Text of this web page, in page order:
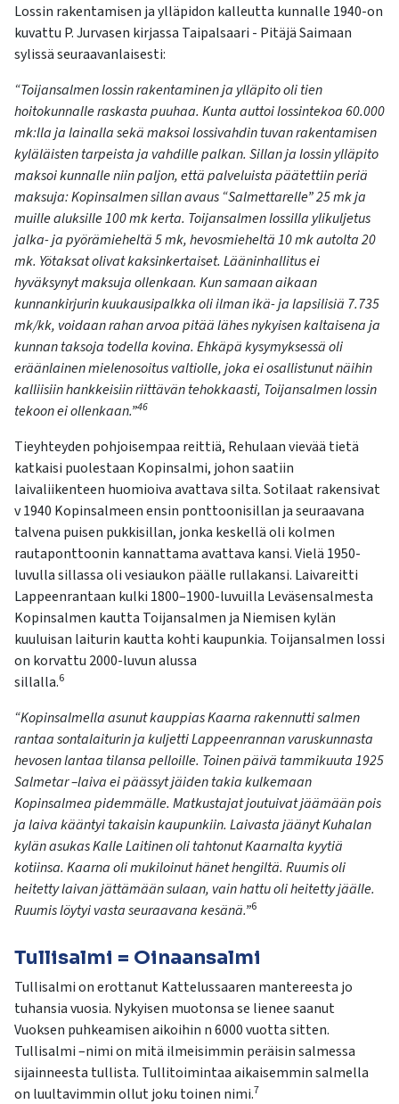
Lossin rakentamisen ja ylläpidon kalleutta kunnalle 1940-on
kuvattu P. Jurvasen kirjassa Taipalsaari - Pitäjä Saimaan
sylissä seuraavanlaisesti:
“Toijansalmen lossin rakentaminen ja ylläpito oli tien
hoitokunnalle raskasta puuhaa. Kunta auttoi lossintekoa 60.000
mk:lla ja lainalla sekä maksoi lossivahdin tuvan rakentamisen
kyläläisten tarpeista ja vahdille palkan. Sillan ja lossin ylläpito
maksoi kunnalle niin paljon, että palveluista päätettiin periä
maksuja: Kopinsalmen sillan avaus “Salmettarelle” 25 mk ja
muille aluksille 100 mk kerta. Toijansalmen lossilla ylikuljetus
jalka- ja pyörämieheltä 5 mk, hevosmieheltä 10 mk autolta 20
mk. Yötaksat olivat kaksinkertaiset. Lääninhallitus ei
hyväksynyt maksuja ollenkaan. Kun samaan aikaan
kunnankirjurin kuukausipalkka oli ilman ikä- ja lapsilisiä 7.735
mk/kk, voidaan rahan arvoa pitää lähes nykyisen kaltaisena ja
kunnan taksoja todella kovina. Ehkäpä kysymyksessä oli
eräänlainen mielenosoitus valtiolle, joka ei osallistunut näihin
kalliisiin hankkeisiin riittävän tehokkaasti, Toijansalmen lossin
tekoon ei ollenkaan.”46
Tieyhteyden pohjoisempaa reittiä, Rehulaan vievää tietä
katkaisi puolestaan Kopinsalmi, johon saatiin
laivaliikenteen huomioiva avattava silta. Sotilaat rakensivat
v 1940 Kopinsalmeen ensin ponttoonisillan ja seuraavana
talvena puisen pukkisillan, jonka keskellä oli kolmen
rautaponttoonin kannattama avattava kansi. Vielä 1950-
luvulla sillassa oli vesiaukon päälle rullakansi. Laivareitti
Lappeenrantaan kulki 1800–1900-luvuilla Leväsensalmesta
Kopinsalmen kautta Toijansalmen ja Niemisen kylän
kuuluisan laiturin kautta kohti kaupunkia. Toijansalmen lossi
on korvattu 2000-luvun alussa
sillalla.6
“Kopinsalmella asunut kauppias Kaarna rakennutti salmen
rantaa sontalaiturin ja kuljetti Lappeenrannan varuskunnasta
hevosen lantaa tilansa pelloille. Toinen päivä tammikuuta 1925
Salmetar –laiva ei päässyt jäiden takia kulkemaan
Kopinsalmea pidemmälle. Matkustajat joutuivat jäämään pois
ja laiva kääntyi takaisin kaupunkiin. Laivasta jäänyt Kuhalan
kylän asukas Kalle Laitinen oli tahtonut Kaarnalta kyytiä
kotiinsa. Kaarna oli mukiloinut hänet hengiltä. Ruumis oli
heitetty laivan jättämään sulaan, vain hattu oli heitetty jäälle.
Ruumis löytyi vasta seuraavana kesänä.”6
Tullisalmi = Oinaansalmi
Tullisalmi on erottanut Kattelussaaren mantereesta jo
tuhansia vuosia. Nykyisen muotonsa se lienee saanut
Vuoksen puhkeamisen aikoihin n 6000 vuotta sitten.
Tullisalmi –nimi on mitä ilmeisimmin peräisin salmessa
sijainneesta tullista. Tullitoimintaa aikaisemmin salmella
on luultavimmin ollut joku toinen nimi.7